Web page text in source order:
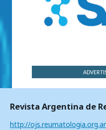
Revista Argentina de
http://ojs.reumatologia.org.ar